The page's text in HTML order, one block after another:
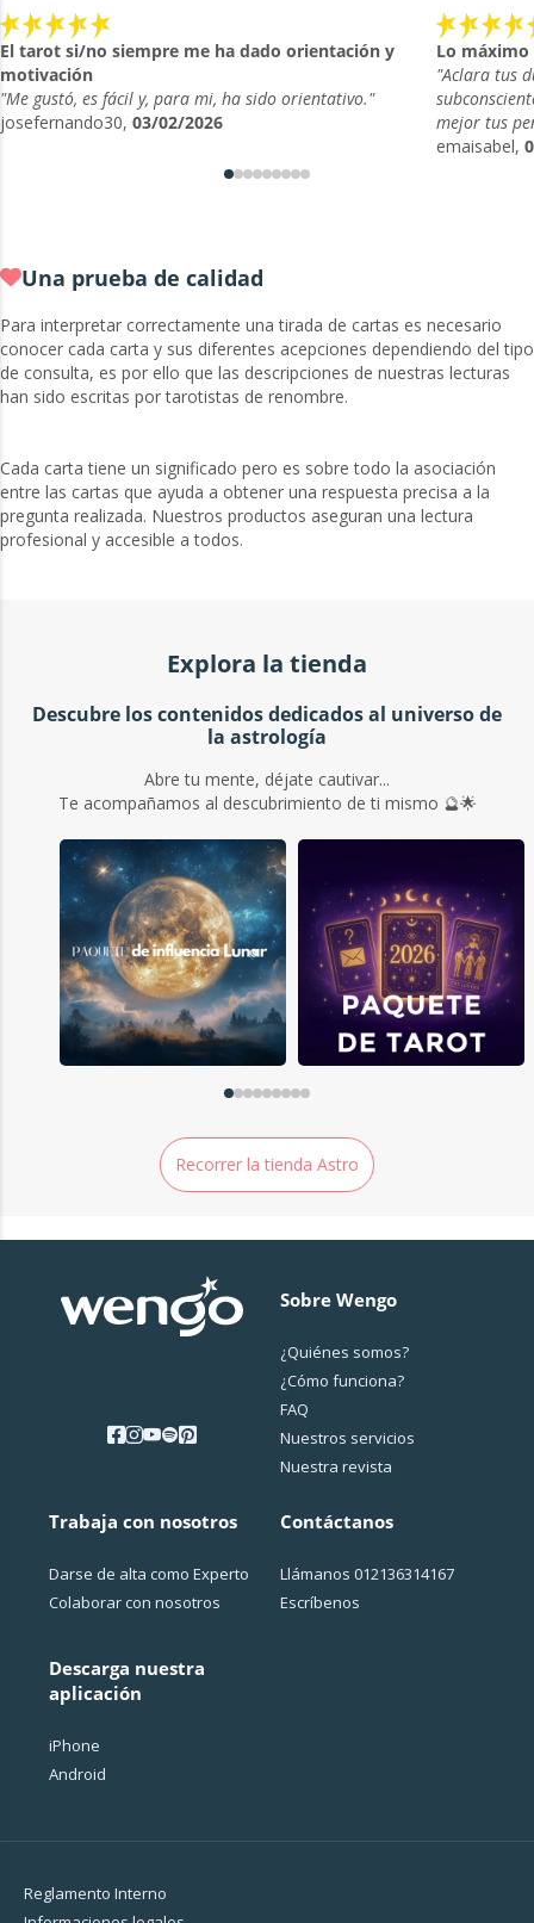
El tarot si/no siempre me ha dado orientación y
motivación
"Me gustó, es fácil y, para mi, ha sido orientativo."
josefernando30, 03/02/2026
Lo máximo
"Aclara tus
mejor tus
emaisabel,
Una prueba de calidad
Para interpretar correctamente una tirada de cartas es necesario
conocer cada carta y sus diferentes acepciones dependiendo del tipo
de consulta, es por ello que las descripciones de nuestras lecturas
han sido escritas por tarotistas de renombre.
Cada carta tiene un significado pero es sobre todo la asociación
entre las cartas que ayuda a obtener una respuesta precisa a la
pregunta realizada. Nuestros productos aseguran una lectura
profesional y accesible a todos.
Explora la tienda
Descubre los contenidos dedicados al universo de
la astrología
Abre tu mente, déjate cautivar...
Te acompañamos al descubrimiento de ti mismo 🔮🌟
Recorrer la tienda Astro
Sobre Wengo
¿Quiénes somos?
¿Cо́mo funciona?
FAQ
Nuestros servicios
Nuestra revista
Trabaja con nosotros
Darse de alta como Experto
Colaborar con nosotros
Descarga nuestra
aplicación
iPhone
Android
Contáctanos
Llámanos 012136314167
Escríbenos
Reglamento Interno